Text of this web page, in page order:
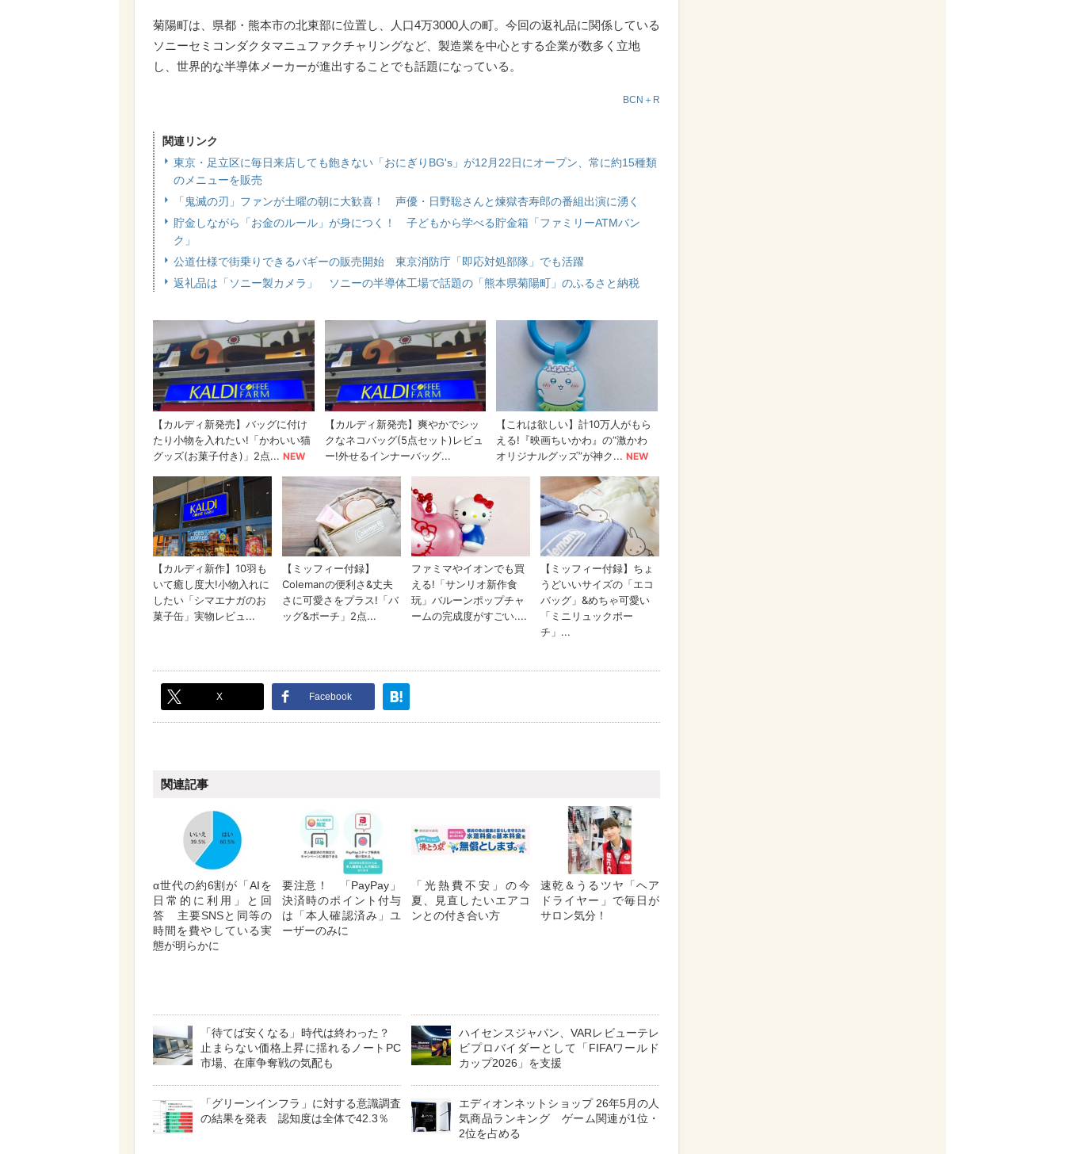
菊陽町は、県都・熊本市の北東部に位置し、人口4万3000人の町。今回の返礼品に関係している
ソニーセミコンダクタマニュファクチャリングなど、製造業を中心とする企業が数多く立地
し、世界的な半導体メーカーが進出することでも話題になっている。
BCN＋R
関連リンク
東京・足立区に毎日来店しても飽きない「おにぎりBG's」が12月22日にオープン、常に約15種類
のメニューを販売
「鬼滅の刃」ファンが土曜の朝に大歓喜！ 声優・日野聡さんと煉獄杏寿郎の番組出演に湧く
貯金しながら「お金のルール」が身につく！ 子どもから学べる貯金箱「ファミリーATMバン
ク」
公道仕様で街乗りできるバギーの販売開始 東京消防庁「即応対処部隊」でも活躍
返礼品は「ソニー製カメラ」 ソニーの半導体工場で話題の「熊本県菊陽町」のふるさと納税
X Facebook
関連記事
α世代の約6割が「AIを
日常的に利用」と回
答 主要SNSと同等の
時間を費やしている実
態が明らかに
要注意！ 「PayPay」
決済時のポイント付与
は「本人確認済み」ユ
ーザーのみに
「光熱費不安」の今
夏、見直したいエアコ
ンとの付き合い方
速乾＆うるツヤ「ヘア
ドライヤー」で毎日が
サロン気分！
「待てば安くなる」時代は終わった？
止まらない価格上昇に揺れるノートPC
市場、在庫争奪戦の気配も
ハイセンスジャパン、VARレビューテレ
ビプロバイダーとして「FIFAワールド
カップ2026」を支援
「グリーンインフラ」に対する意識調査
の結果を発表 認知度は全体で42.3％
エディオンネットショップ 26年5月の人
気商品ランキング ゲーム関連が1位・
2位を占める